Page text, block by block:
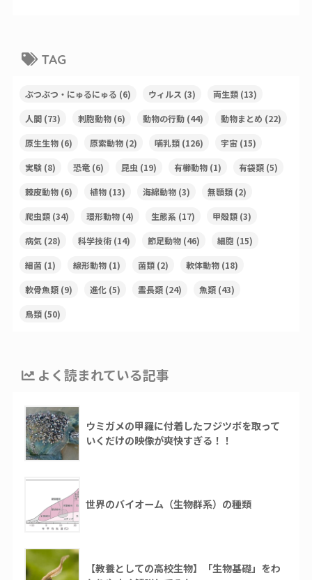
TAG
ぶつぶつ・にゅるにゅる (6) ウィルス (3) 両生類(13)
人間(73) 刺胞動物(6) 動物の行動(44) 動物まとめ (22)
原生生物(6) 原索動物(2) 哺乳類(126) 宇宙(15)
実験(8) 恐竜(6) 昆虫 (19) 有櫛動物(1) 有袋類(5)
棘皮動物(6) 植物(13) 海綿動物(3) 無顎類(2)
爬虫類(34) 環形動物(4) 生態系(17) 甲殻類(3)
病気(28) 科学技術(14) 節足動物(46) 細胞 (15)
細菌(1) 線形動物(1) 菌類(2) 軟体動物(18)
軟骨魚類(9) 進化(5) 霊長類(24) 魚類(43)
鳥類(50)
よく読まれている記事
ウミガメの甲羅に付着したフジツボを取って
いくだけの映像が爽快すぎる！！
世界のバイオーム（生物群系）の種類
【教養としての高校生物】「生物基礎」をわ